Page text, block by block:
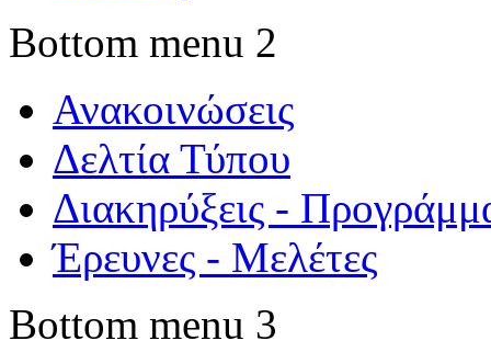
Bottom menu 2
Ανακοινώσεις
Δελτία Τύπου
Διακηρύξεις -
Έρευνες - Μελέτες
Bottom menu 3